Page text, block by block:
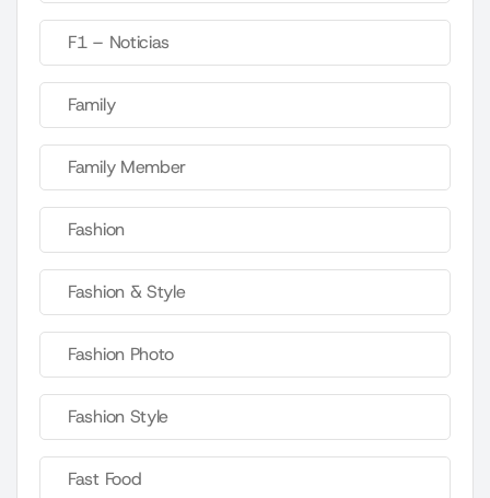
F1 – Noticias
Family
Family Member
Fashion
Fashion & Style
Fashion Photo
Fashion Style
Fast Food